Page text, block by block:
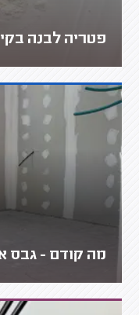
פטריה לבנה
מה קודם - גבס